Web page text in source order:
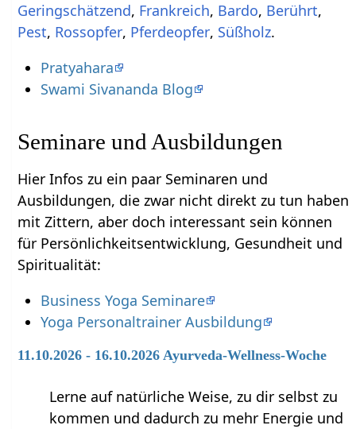
, , Bardo, Berührt,
, , , Süßholz.
Pratyahara
Swami Sivananda Blog
Seminare und Ausbildungen
Hier Infos zu ein paar Seminaren und
Ausbildungen, die zwar nicht direkt zu tun haben
mit Zittern‏‎, aber doch interessant sein können
für Persönlichkeitsentwicklung, Gesundheit und
Spiritualität:
Business Yoga Seminare
Yoga Personaltrainer Ausbildung
11.10.2026 - 16.10.2026 Ayurveda-Wellness-Woche
Lerne auf natürliche Weise, zu dir selbst zu
kommen und dadurch zu mehr Energie und